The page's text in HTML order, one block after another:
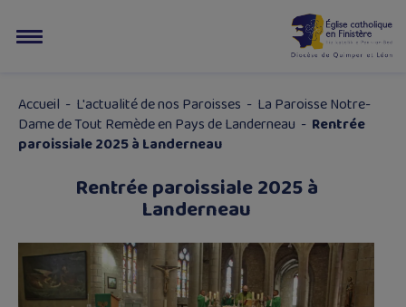
Accueil - L'actualité de nos Paroisses - La Paroisse Notre-
Dame de Tout Remède en Pays de Landerneau - Rentrée
paroissiale 2025 à Landerneau
Rentrée paroissiale 2025 à
Landerneau